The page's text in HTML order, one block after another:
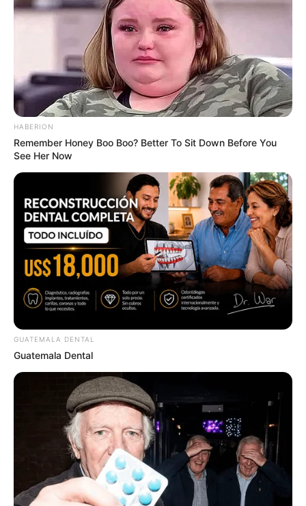
นักเขียน
กองบรรณาธิการ
เนื้อหาที่ได้รับการโปรโมต
Sensual Dance Scenes We Saw In Movies
BRAINBERRIES
46 Years Later, The Blue Lagoon Stars Look
Unrecognizable
HABERION
Remember Honey Boo Boo? Better To Sit Down Before You
See Her Now
GUATEMALA DENTAL
Guatemala Dental